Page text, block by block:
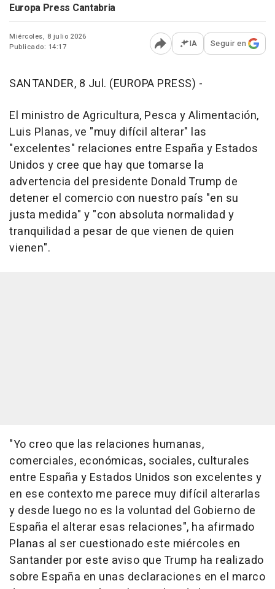
Europa Press Cantabria
Miércoles, 8 julio 2026
Publicado: 14:17
Abrir opciones para
IA Seguir en
SANTANDER, 8 Jul. (EUROPA PRESS) -
El ministro de Agricultura, Pesca y Alimentación,
Luis Planas, ve "muy difícil alterar" las
"excelentes" relaciones entre España y Estados
Unidos y cree que hay que tomarse la
advertencia del presidente Donald Trump de
detener el comercio con nuestro país "en su
justa medida" y "con absoluta normalidad y
tranquilidad a pesar de que vienen de quien
vienen".
"Yo creo que las relaciones humanas,
comerciales, económicas, sociales, culturales
entre España y Estados Unidos son excelentes y
en ese contexto me parece muy difícil alterarlas
y desde luego no es la voluntad del Gobierno de
España el alterar esas relaciones", ha afirmado
Planas al ser cuestionado este miércoles en
Santander por este aviso que Trump ha realizado
sobre España en unas declaraciones en el marco